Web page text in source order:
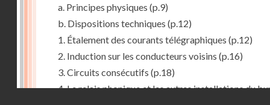
a. Principes physiques (p.9)
b. Dispositions techniques (p.12)
1. Étalement des courants télégraphiques (p.12)
2. Induction sur les conducteurs voisins (p.16)
3. Circuits consécutifs (p.18)
4. Le relais phonique et les autres installations du